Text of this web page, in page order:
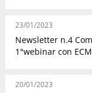
23/01/2023
Newsletter n.4
1°webinar con
20/01/2023